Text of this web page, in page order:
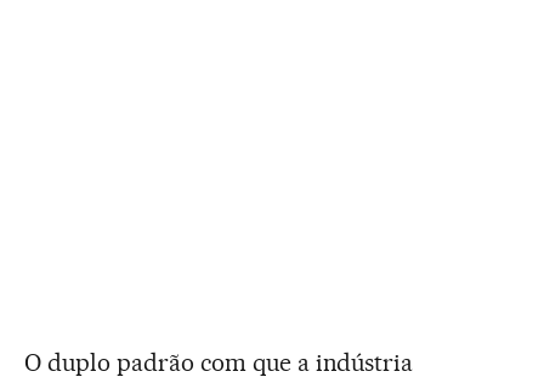
O duplo padrão com que a indústria